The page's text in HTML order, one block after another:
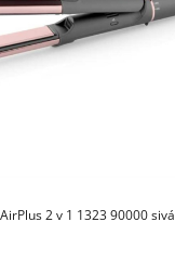
2 v 1 1323 90000 sivá